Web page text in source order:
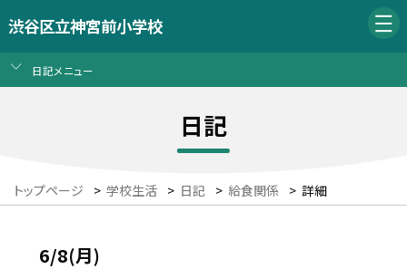
渋谷区立神宮前小学校
日記メニュー
日記
トップページ > 学校生活 > 日記 > 給食関係 > 詳細
6/8(月)